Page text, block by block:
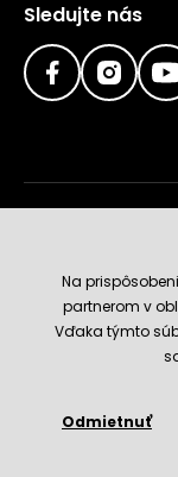
Sledujte nás
Na
partnerom v
Vďaka týmto
Odmietnuť